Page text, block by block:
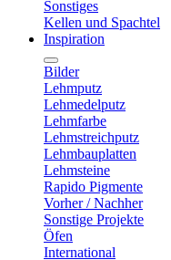
Sonstiges
Kellen und Spachtel
Inspiration
Bilder
Lehmputz
Lehmedelputz
Lehmfarbe
Lehmstreichputz
Lehmbauplatten
Lehmsteine
Rapido Pigmente
Vorher / Nachher
Sonstige Projekte
Öfen
International